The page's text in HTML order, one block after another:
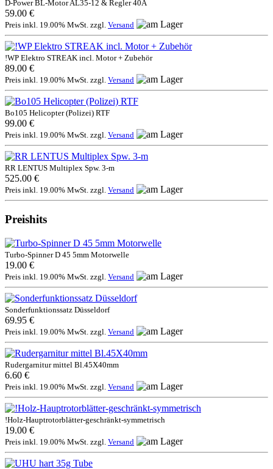
D-Power BL-Motor AL35-12 & Regler 40A
59.00 €
Preis inkl. 19.00% MwSt. zzgl. Versand
!WP Elektro STREAK incl. Motor + Zubehör
89.00 €
Preis inkl. 19.00% MwSt. zzgl. Versand
Bo105 Helicopter (Polizei) RTF
99.00 €
Preis inkl. 19.00% MwSt. zzgl. Versand
RR LENTUS Multiplex Spw. 3-m
525.00 €
Preis inkl. 19.00% MwSt. zzgl. Versand
Preishits
Turbo-Spinner D 45 5mm Motorwelle
19.00 €
Preis inkl. 19.00% MwSt. zzgl. Versand
Sonderfunktionssatz Düsseldorf
69.95 €
Preis inkl. 19.00% MwSt. zzgl. Versand
Rudergarnitur mittel Bl.45X40mm
6.60 €
Preis inkl. 19.00% MwSt. zzgl. Versand
!Holz-Hauptrotorblätter-geschränkt-symmetrisch
19.00 €
Preis inkl. 19.00% MwSt. zzgl. Versand